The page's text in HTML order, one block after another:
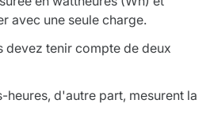
avec une seule charge.
tenir compte de deux
heures, d'autre part, mesurent la